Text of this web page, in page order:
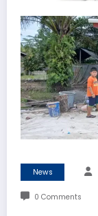
News
0 Comments